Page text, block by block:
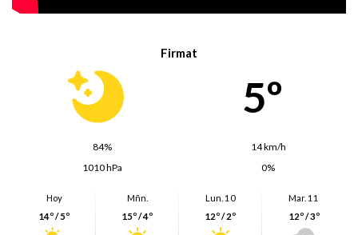
Firmat
5º
84%
14 km/h
1010 hPa
0%
Hoy
14º / 5º
Mñn.
15º / 4º
Lun. 10
12º / 2º
Mar. 11
12º / 3º